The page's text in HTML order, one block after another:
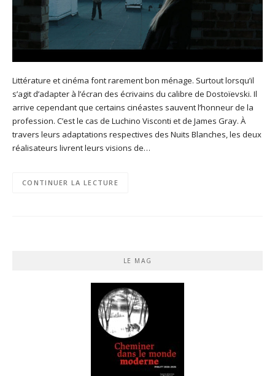
Littérature et cinéma font rarement bon ménage. Surtout lorsqu’il
s’agit d’adapter à l’écran des écrivains du calibre de Dostoïevski. Il
arrive cependant que certains cinéastes sauvent l’honneur de la
profession. C’est le cas de Luchino Visconti et de James Gray. À
travers leurs adaptations respectives des Nuits Blanches, les deux
réalisateurs livrent leurs visions de…
CONTINUER LA LECTURE
LE MAG